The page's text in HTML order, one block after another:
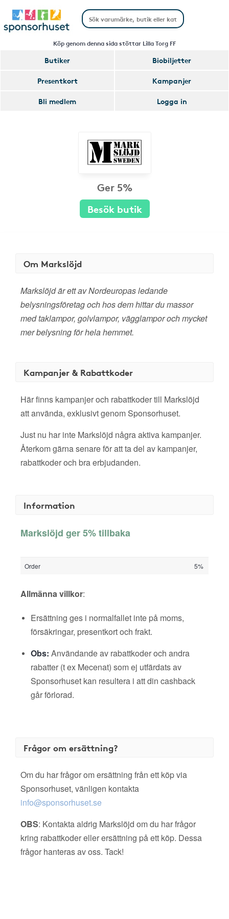
Köp genom denna sida stöttar Lilla Torg FF
Butiker
Biobiljetter
Presentkort
Kampanjer
Bli medlem
Logga in
Ger 5%
Besök butik
Om Markslöjd
Markslöjd är ett av Nordeuropas ledande
belysningsföretag och hos dem hittar du massor
med taklampor, golvlampor, vägglampor och mycket
mer belysning för hela hemmet.
Kampanjer & Rabattkoder
Här finns kampanjer och rabattkoder till Markslöjd
att använda, exklusivt genom Sponsorhuset.
Just nu har inte Markslöjd några aktiva kampanjer.
Återkom gärna senare för att ta del av kampanjer,
rabattkoder och bra erbjudanden.
Information
Markslöjd ger 5% tillbaka
Order 5%
Allmänna villkor:
Ersättning ges i normalfallet inte på moms,
försäkringar, presentkort och frakt.
Obs: Användande av rabattkoder och andra
rabatter (t ex Mecenat) som ej utfärdats av
Sponsorhuset kan resultera i att din cashback
går förlorad.
Frågor om ersättning?
Om du har frågor om ersättning från ett köp via
Sponsorhuset, vänligen kontakta
info@sponsorhuset.se
OBS: Kontakta aldrig Markslöjd om du har frågor
kring rabattkoder eller ersättning på ett köp. Dessa
frågor hanteras av oss. Tack!